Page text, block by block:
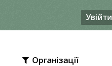
Увійти
Організації